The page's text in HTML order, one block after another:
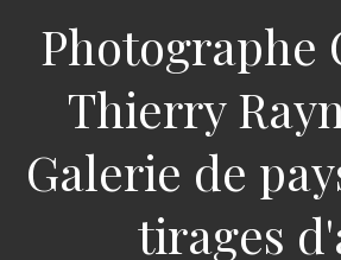
Photographe
Thierry
Galerie de
tirages